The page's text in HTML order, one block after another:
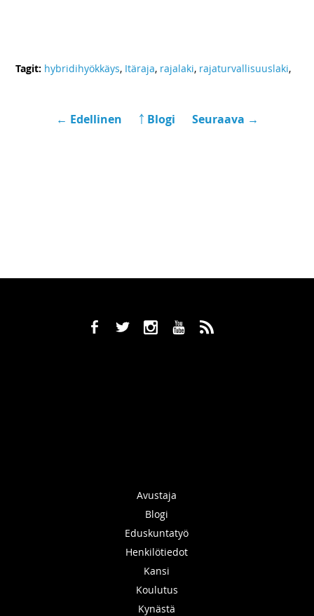
Tagit: hybridihyökkäys, Itäraja, rajalaki, rajaturvallisuuslaki,
← Edellinen ￪ Blogi Seuraava →
b a x r ,
Avustaja
Blogi
Eduskuntatyö
Henkilötiedot
Kansi
Koulutus
Kynästä